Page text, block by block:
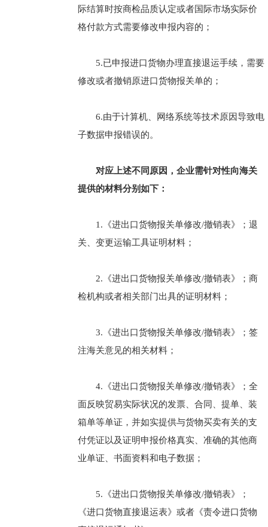
际结算时按商检品质认定或者国际市场实际价
格付款方式需要修改申报内容的；
5.已申报进口货物办理直接退运手续，需要
修改或者撤销原进口货物报关单的；
6.由于计算机、网络系统等技术原因导致电
子数据申报错误的。
对应上述不同原因，企业需针对性向海关
提供的材料分别如下：
1.《进出口货物报关单修改/撤销表》；退
关、变更运输工具证明材料；
2.《进出口货物报关单修改/撤销表》；商
检机构或者相关部门出具的证明材料；
3.《进出口货物报关单修改/撤销表》；签
注海关意见的相关材料；
4.《进出口货物报关单修改/撤销表》；全
面反映贸易实际状况的发票、合同、提单、装
箱单等单证，并如实提供与货物买卖有关的支
付凭证以及证明申报价格真实、准确的其他商
业单证、书面资料和电子数据；
5.《进出口货物报关单修改/撤销表》；
《进口货物直接退运表》或者《责令进口货物